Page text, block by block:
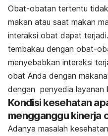
Obat-obatan tertentu
makan atau saat makan
interaksi obat dapat
tembakau dengan obat-
menyebabkan interaksi
obat Anda dengan
dengan penyedia layanan
Kondisi kesehatan
mengganggu kinerja
Adanya masalah